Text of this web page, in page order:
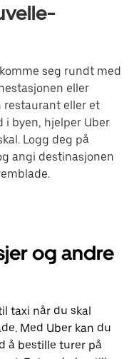
seg rundt med
eller
restaurant eller et
byen, hjelper Uber
Logg deg på
angi destinasjonen
og andre
taxi når du skal
Med Uber kan du
å bestille turer på